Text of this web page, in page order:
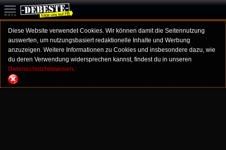
Diese Website verwendet Cookies. Wir können damit die Seitennutzung
auswerten, um nutzungsbasiert redaktionelle Inhalte und Werbung
anzuzeigen. Weitere Informationen zu Cookies und insbesondere dazu, wie
du deren Verwendung widersprechen kannst, findest du in unseren
Datenschutzhinweisen.